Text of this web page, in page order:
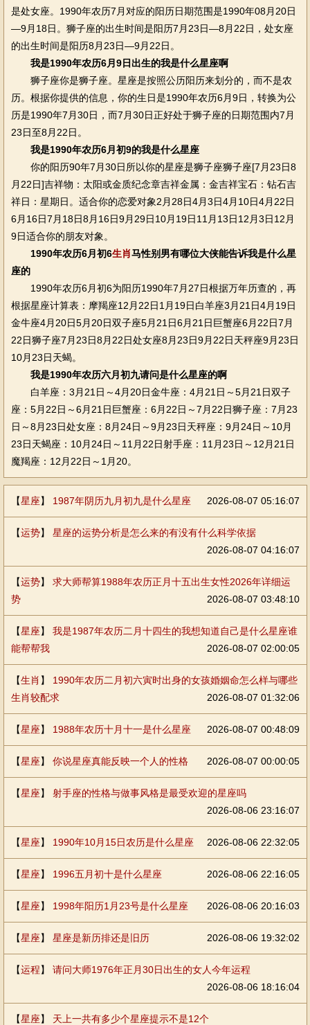
是处女座。1990年农历7月对应的阳历日期范围是1990年08月20日
—9月18日。狮子座的出生时间是阳历7月23日—8月22日，处女座
的出生时间是阳历8月23日—9月22日。
我是1990年农历6月9日出生的我是什么星座啊
狮子座你是狮子座。星座是按照公历阳历来划分的，而不是农
历。根据你提供的信息，你的生日是1990年农历6月9日，转换为公
历是1990年7月30日，而7月30日正好处于狮子座的日期范围内7月
23日至8月22日。
我是1990年农历6月初9的我是什么星座
你的阳历90年7月30日所以你的星座是狮子座狮子座[7月23日8
月22日]吉祥物：太阳或金质纪念章吉祥金属：金吉祥宝石：钻石吉
祥日：星期日。适合你的恋爱对象2月28日4月3日4月10日4月22日
6月16日7月18日8月16日9月29日10月19日11月13日12月3日12月
9日适合你的朋友对象。
1990年农历6月初6生肖马性别男有哪位大侠能告诉我是什么星
座的
1990年农历6月初6为阳历1990年7月27日根据万年历查的，再
根据星座计算表：摩羯座12月22日1月19日白羊座3月21日4月19日
金牛座4月20日5月20日双子座5月21日6月21日巨蟹座6月22日7月
22日狮子座7月23日8月22日处女座8月23日9月22日天秤座9月23日
10月23日天蝎。
我是1990年农历六月初九请问是什么星座的啊
白羊座：3月21日～4月20日金牛座：4月21日～5月21日双子
座：5月22日～6月21日巨蟹座：6月22日～7月22日狮子座：7月23
日～8月23日处女座：8月24日～9月23日天秤座：9月24日～10月
23日天蝎座：10月24日～11月22日射手座：11月23日～12月21日
魔羯座：12月22日～1月20。
【星座】 1987年阴历九月初九是什么星座 2026-08-07 05:16:07
【运势】 星座的运势分析是怎么来的有没有什么科学依据
2026-08-07 04:16:07
【运势】 求大师帮算1988年农历正月十五出生女性2026年详细运
势
2026-08-07 03:48:10
【星座】 我是1987年农历二月十四生的我想知道自己是什么星座谁
能帮帮我
2026-08-07 02:00:05
【生肖 】 1990年农历二月初六寅时出身的女孩婚姻命怎么样与哪些
生肖较配求
2026-08-07 01:32:06
【星座】 1988年农历十月十一是什么星座 2026-08-07 00:48:09
【星座】 你说星座真能反映一个人的性格 2026-08-07 00:00:05
【星座】 射手座的性格与做事风格是最受欢迎的星座吗
2026-08-06 23:16:07
【星座】 1990年10月15日农历是什么星座 2026-08-06 22:32:05
【星座】 1996五月初十是什么星座 2026-08-06 22:16:05
【星座】 1998年阳历1月23号是什么星座 2026-08-06 20:16:03
【星座】 星座是新历排还是旧历 2026-08-06 19:32:02
【运程】 请问大师1976年正月30日出生的女人今年运程
2026-08-06 18:16:04
【星座】 天上一共有多少个星座提示不是12个